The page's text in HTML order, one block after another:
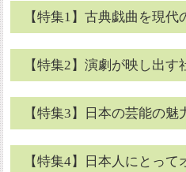
【特集1】古典戯曲を現
【特集2】演劇が映し出す
【特集3】日本の芸能の
【特集4】日本人にとっ